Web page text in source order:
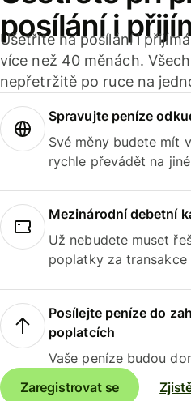
posílání i
Ušetříte na posílání i
více než 40 měnách.
nepřetržitě po ruce na
Spravujte peníze
Své měny budete mít
rychle převádět na
Mezinárodní debetní
Už nebudete muset
poplatky za
Posílejte peníze do
poplatcích
Vaše peníze budou
Zaregistrovat se